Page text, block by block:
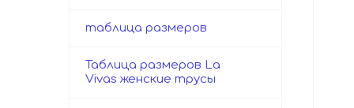
таблица размеров
Таблица размеров La
Vivas женские трусы